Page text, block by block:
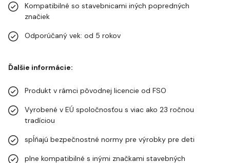
Kompatibilné so stavebnicami iných popredných
značiek
Odporúčaný vek: od 5 rokov
Ďalšie informácie:
Produkt v rámci pôvodnej licencie od FSO
Vyrobené v EÚ spoločnosťou s viac ako 23 ročnou
tradíciou
spĺňajú bezpečnostné normy pre výrobky pre deti
plne kompatibilné s inými značkami stavebných